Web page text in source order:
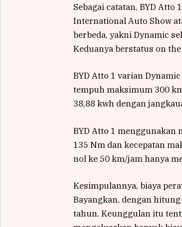
Sebagai catatan, BYD
International Auto Show
berbeda, yakni Dynamic
Keduanya berstatus on
BYD Atto 1 varian
tempuh maksimum 300
38,88 kwh dengan
BYD Atto 1
135 Nm dan kecepatan
nol ke 50 km/jam hanya
Kesimpulannya, biaya
Bayangkan, dengan
tahun. Keunggulan itu